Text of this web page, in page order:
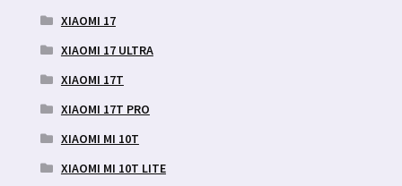
XIAOMI 17
XIAOMI 17 ULTRA
XIAOMI 17T
XIAOMI 17T PRO
XIAOMI MI 10T
XIAOMI MI 10T LITE